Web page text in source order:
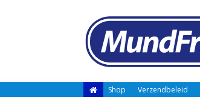
Shop Verzendbeleid